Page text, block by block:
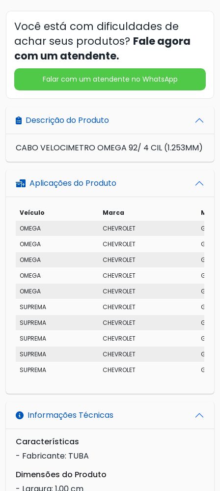
Você está com dificuldades de
achar seus produtos? Fale agora
com um atendente.
Falar com um atendente no WhatsApp
Descrição do Produto
CABO VELOCIMETRO OMEGA 92/ 4 CIL (1.253MM)
Aplicações do Produto
Veículo Marca
OMEGA
CHEVROLET
GLS
OMEGA
CHEVROLET
GLS
OMEGA
CHEVROLET
GL
OMEGA
CHEVROLET
GLS
OMEGA
CHEVROLET
GL
SUPREMA
CHEVROLET
GLS
SUPREMA
CHEVROLET
GLS
SUPREMA
CHEVROLET
GL
SUPREMA
CHEVROLET
GLS
SUPREMA
CHEVROLET GL
Informações Técnicas
Características
- Fabricante: TUBA
Dimensões do Produto